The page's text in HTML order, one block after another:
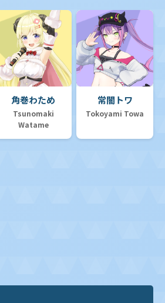
角巻わため
Tsunomaki
Watame
常闇トワ
Tokoyami Towa